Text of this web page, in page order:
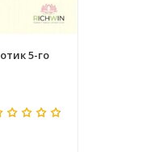
5-го